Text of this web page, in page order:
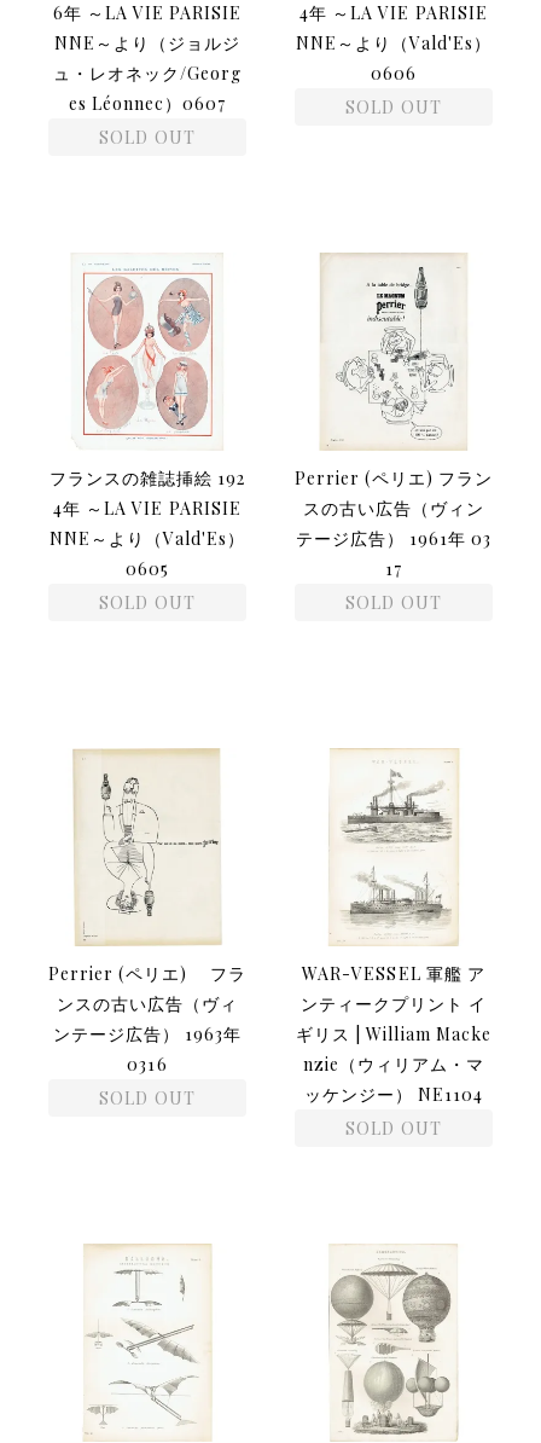
6年 ～LA VIE PARISIE
NNE～より（ジョルジ
ュ・レオネック/Georg
es Léonnec）0607
SOLD OUT
4年 ～LA VIE PARISIE
NNE～より（Vald'Es）
0606
SOLD OUT
フランスの雑誌挿絵 192
4年 ～LA VIE PARISIE
NNE～より（Vald'Es）
0605
SOLD OUT
Perrier (ペリエ) フラン
スの古い広告（ヴィン
テージ広告） 1961年 03
17
SOLD OUT
Perrier (ペリエ) フラ
ンスの古い広告（ヴィ
ンテージ広告） 1963年
0316
SOLD OUT
WAR-VESSEL 軍艦 ア
ンティークプリント イ
ギリス | William Macke
nzie（ウィリアム・マ
ッケンジー） NE1104
SOLD OUT